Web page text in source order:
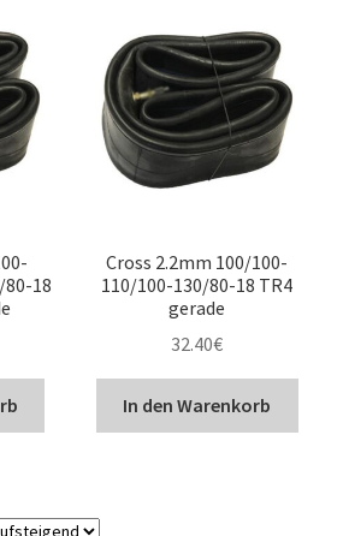
18
Cross 2.2mm 100/100-
110/100-130/80-18 TR4
gerade
32.40€
In den Warenkorb